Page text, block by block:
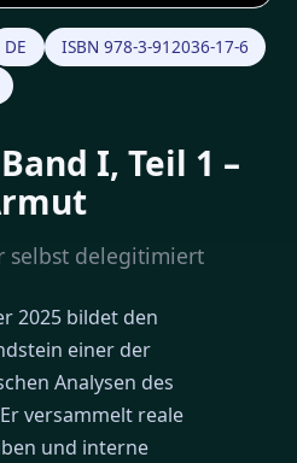
DE
ISBN 978-3-912036-17-6
I, Teil 1 –
selbst delegitimiert
2025 bildet den
einer der
Analysen des
versammelt reale
und interne